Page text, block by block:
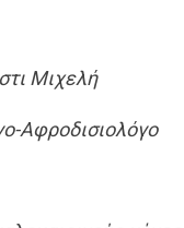
Μιχελή
Αφροδισιολόγο